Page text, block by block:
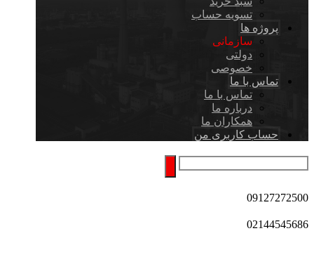
تسویه حساب
پروژه ها
سازمانی
دولتی
خصوصی
تماس با ما
تماس با ما
درباره ما
همکاران ما
حساب کاربری من
09127272500
02144545686